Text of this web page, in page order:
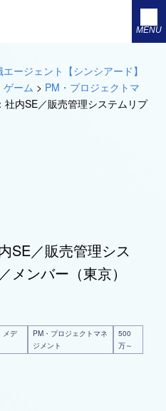
MENU
ージェント【シンシアード】
ゲーム > PM・プロジェクトマ
社内SE／販売管理システムリプ
SE／販売管理シス
メンバー（東京）
メデ
PM・プロジェクトマネ
ジメント
500
万～